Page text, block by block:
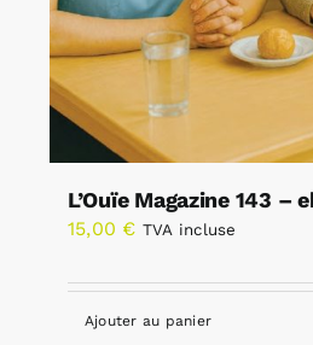
L’Ouïe Magazine 143 –
15,00 € TVA incluse
Ajouter au panier